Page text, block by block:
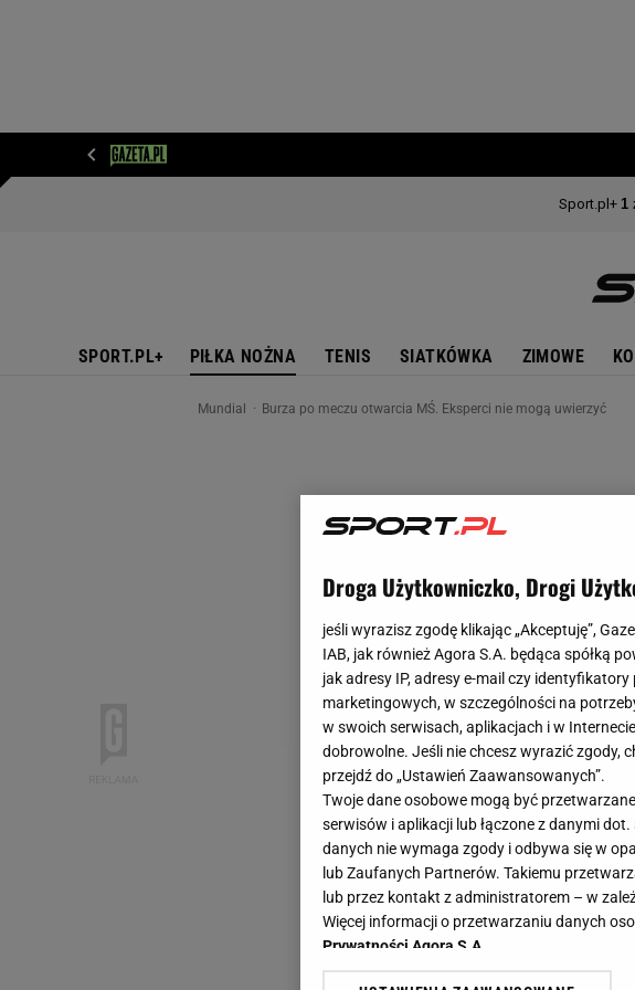
SPORT.PL+ PIŁKA NOŻNA TENIS SIATKÓWKA ZIMOWE
Mundial Burza po meczu otwarcia MŚ. Eksperci nie mogą uwierzyć
Droga Użytkowniczko, Drogi
jeśli wyrazisz zgodę klikając „Akceptuję”,
IAB, jak również Agora S.A. będąca spółką
jak adresy IP, adresy e-mail czy
marketingowych, w szczególności na
w swoich serwisach, aplikacjach i w
dobrowolne. Jeśli nie chcesz wyrazić zgody,
przejdź do „Ustawień Zaawansowanych”.
Twoje dane osobowe mogą być
serwisów i aplikacji lub łączone z danymi
danych nie wymaga zgody i odbywa się w
lub Zaufanych Partnerów. Takiemu
lub przez kontakt z administratorem – w
Więcej informacji o przetwarzaniu danych
Prywatności Agora S.A.